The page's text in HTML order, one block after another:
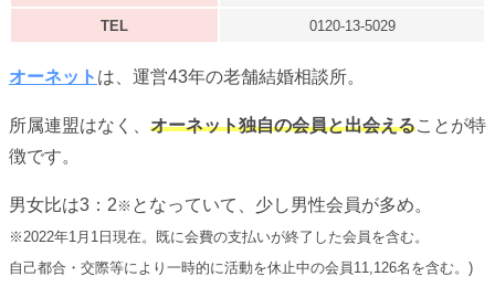
TEL 0120-13-5029
オーネット は、運営43年の老舗結婚相談所。
所属連盟はなく、 オーネット独自の会員と出会えることが特
徴です。
男女比は3：2 ※ となっていて、少し男性会員が多め。
※2022年1月1日現在。既に会費の支払いが終了した会員を含む。
自己都合・交際等により一時的に活動を休止中の会員11,126名を含む。)